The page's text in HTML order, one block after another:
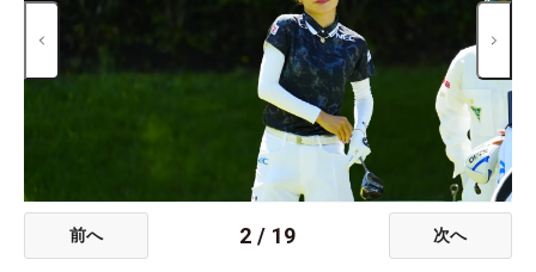
前へ 2 / 19 次へ